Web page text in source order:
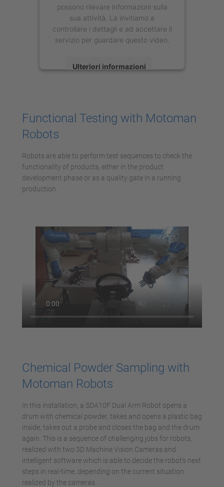
possono rilevare informazioni sulla
sua attività. La invitiamo a
controllare i dettagli e ad accettare il
servizio per guardare questo video.
Ulteriori informazioni
Management Platform
Functional Testing with Motoman
Robots
Robots are able to perform test sequences to check the
functionality of products, either in the product
development phase or as a quality gate in a running
production.
Chemical Powder Sampling with
Motoman Robots
In this installation, a SDA10F Dual Arm Robot opens a
drum with chemical powder, takes and opens a plastic bag
inside, takes out a probe and closes the bag and the drum
again. This is a sequence of challenging jobs for robots,
realized with two 3D Machine Vision Cameras and
intelligent software which is able to decide the robot's next
steps in real-time, depending on the current situation
realized by the cameras.